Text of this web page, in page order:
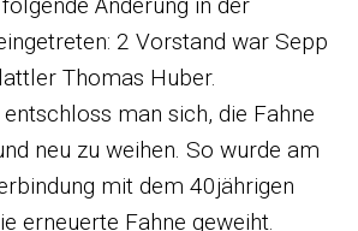
2 Vorstand war Sepp
Thomas Huber.
man sich, die Fahne
neu zu weihen. So wurde am
mit dem 40jährigen
erneuerte Fahne geweiht.